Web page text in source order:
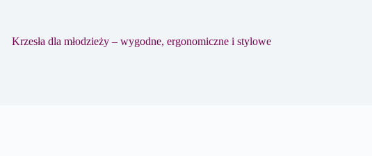
Krzesła dla młodzieży – wygodne, ergonomiczne i stylowe